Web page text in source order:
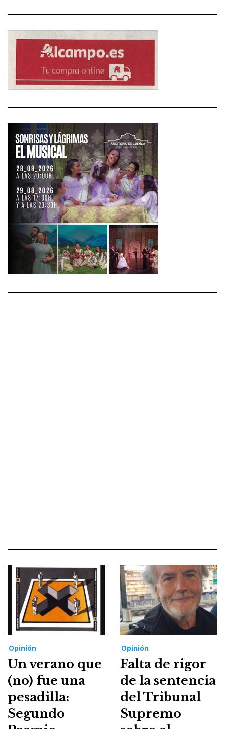
Opinión
Un verano que
(no) fue una
pesadilla:
Segundo
Opinión
Falta de rigor
de la sentencia
del Tribunal
Supremo